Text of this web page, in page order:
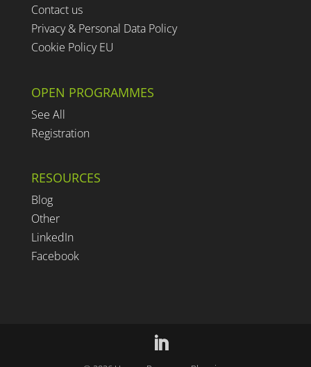
Contact us
Privacy & Personal Data Policy
Cookie Policy EU
OPEN PROGRAMMES
See All
Registration
RESOURCES
Blog
Other
LinkedIn
Facebook